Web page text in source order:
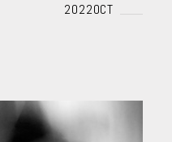
2022OCT